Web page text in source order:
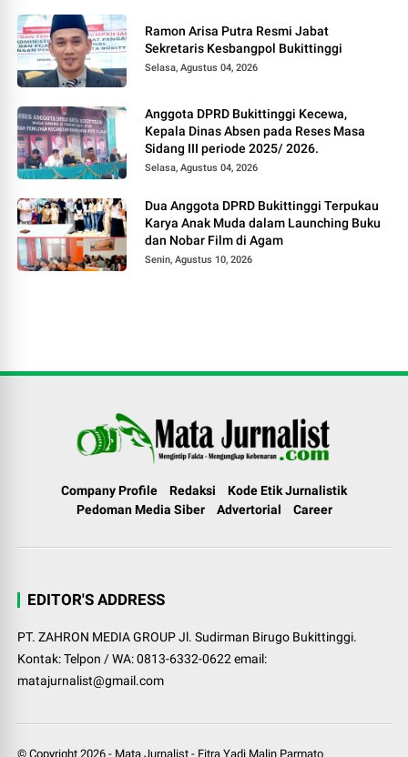
Ramon Arisa Putra Resmi Jabat
Sekretaris Kesbangpol Bukittinggi
Selasa, Agustus 04, 2026
Anggota DPRD Bukittinggi Kecewa,
Kepala Dinas Absen pada Reses Masa
Sidang III periode 2025/ 2026.
Selasa, Agustus 04, 2026
Dua Anggota DPRD Bukittinggi Terpukau
Karya Anak Muda dalam Launching Buku
dan Nobar Film di Agam
Senin, Agustus 10, 2026
Company Profile Redaksi
Kode Etik Jurnalistik
Pedoman Media Siber
Advertorial Career
EDITOR'S ADDRESS
PT. ZAHRON MEDIA GROUP Jl. Sudirman Birugo Bukittinggi.
Kontak: Telpon / WA: 0813-6332-0622 email:
matajurnalist@gmail.com
© Copyright2026 - Mata Jurnalist - Fitra Yadi Malin Parmato